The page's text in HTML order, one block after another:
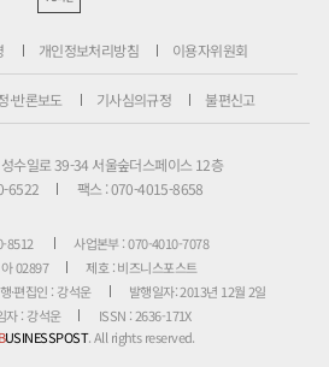
개인정보처리방침 이용자위원회
·반론보도 기사심의규정 불편신고
수일로 39-34 서울숲더스페이스 12층
6522
팩스 : 070-4015-8658
8512
사업본부 : 070-4010-7078
02897
제호 : 비즈니스포스트
·편집인 : 강석운
발행일자: 2013년 12월 2일
자 : 강석운
ISSN : 2636-171X
BUSINESSPOST. All rights reserved.